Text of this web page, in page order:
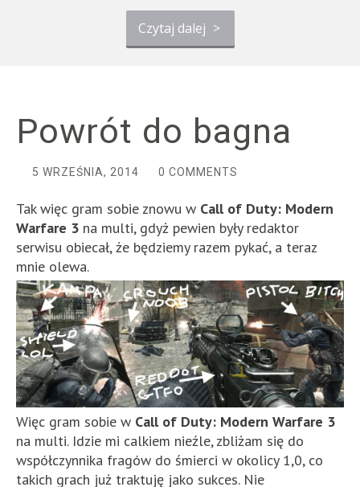
Czytaj dalej >
Powrót do bagna
5 WRZEŚNIA, 2014 0 COMMENTS
Tak więc gram sobie znowu w Call of Duty: Modern
Warfare 3 na multi, gdyż pewien były redaktor
serwisu obiecał, że będziemy razem pykać, a teraz
mnie olewa.
Więc gram sobie w Call of Duty: Modern Warfare 3
na multi. Idzie mi calkiem nieźle, zbliżam się do
współczynnika fragów do śmierci w okolicy 1,0, co
takich grach już traktuję jako sukces. Nie